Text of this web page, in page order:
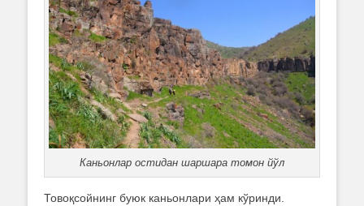
Каньонлар остидан шаршара томон йўл
Товоқсойнинг буюк каньонлари ҳам кўринди.